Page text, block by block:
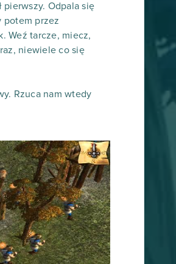
pierwszy. Odpala się
potem przez
Weź tarcze, miecz,
niewiele co się
Rzuca nam wtedy